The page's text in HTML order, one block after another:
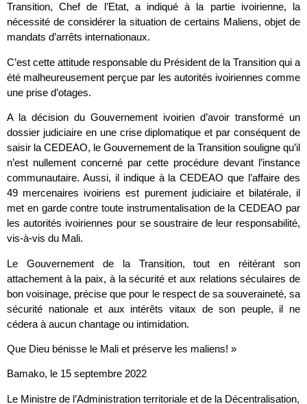
Transition, Chef de l’Etat, a indiqué à la partie ivoirienne, la
nécessité de considérer la situation de certains Maliens, objet de
mandats d’arrêts internationaux.
C’est cette attitude responsable du Président de la Transition qui a
été malheureusement perçue par les autorités ivoiriennes comme
une prise d’otages.
A la décision du Gouvernement ivoirien d’avoir transformé un
dossier judiciaire en une crise diplomatique et par conséquent de
saisir la CEDEAO, le Gouvernement de la Transition souligne qu’il
n’est nullement concerné par cette procédure devant l’instance
communautaire. Aussi, il indique à la CEDEAO que l’affaire des
49 mercenaires ivoiriens est purement judiciaire et bilatérale, il
met en garde contre toute instrumentalisation de la CEDEAO par
les autorités ivoiriennes pour se soustraire de leur responsabilité,
vis-à-vis du Mali.
Le Gouvernement de la Transition, tout en réitérant son
attachement à la paix, à la sécurité et aux relations séculaires de
bon voisinage, précise que pour le respect de sa souveraineté, sa
sécurité nationale et aux intérêts vitaux de son peuple, il ne
cédera à aucun chantage ou intimidation.
Que Dieu bénisse le Mali et préserve les maliens! »
Bamako, le 15 septembre 2022
Le Ministre de l’Administration territoriale et de la Décentralisation,